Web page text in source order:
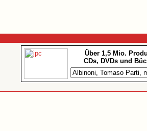
Über 1,5 Mio.
CDs, DVDs und